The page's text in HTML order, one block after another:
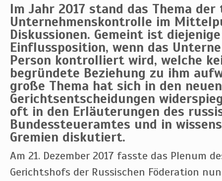
Im Jahr 2017 stand das Thema
Unternehmenskontrolle im
Diskussionen. Gemeint ist diejenige
Einflussposition, wenn das
Person kontrolliert wird, welche
begründete Beziehung zu ihm
große Thema hat sich in den
Gerichtsentscheidungen
oft in den Erläuterungen des
Bundessteueramtes und in
Gremien diskutiert.
Am 21. Dezember 2017 fasste das Plenum
Gerichtshofs der Russischen Föderation